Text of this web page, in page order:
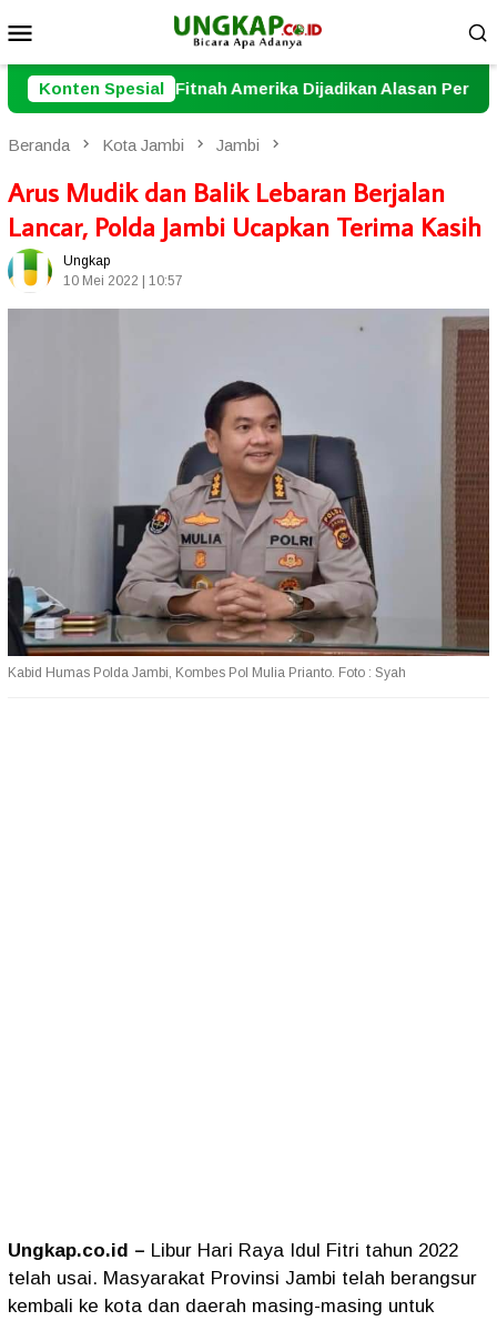
ke
kontenMobile
Konten Spesial
Amerika Dijadikan Alasan Perang Nenek yang
Beranda Kota Jambi Jambi
Arus Mudik dan Balik Lebaran Berjalan
Lancar, Polda Jambi Ucapkan Terima Kasih
Ungkap
10 Mei 2022 | 10:57
Kabid Humas Polda Jambi, Kombes Pol Mulia Prianto. Foto : Syah
Ungkap.co.id – Libur Hari Raya Idul Fitri tahun 2022
telah usai. Masyarakat Provinsi Jambi telah berangsur
kembali ke kota dan daerah masing-masing untuk